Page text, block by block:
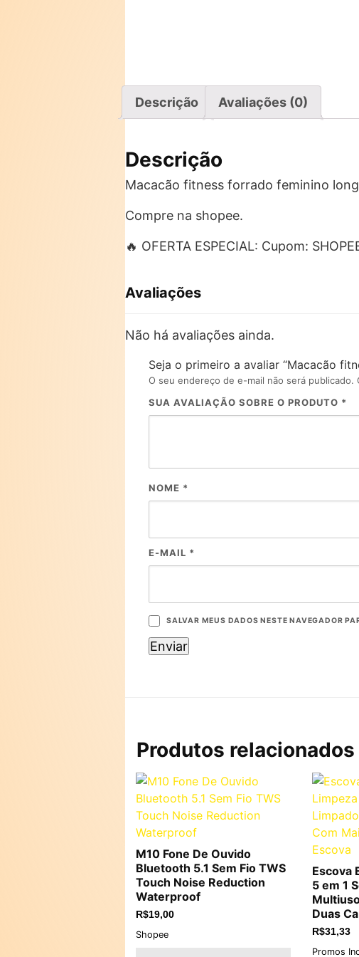
Descrição Avaliações (0)
Descrição
Macacão fitness forrado feminino
Compre na shopee.
🔥 OFERTA ESPECIAL: Cupom:
Avaliações
Não há avaliações ainda.
Seja o primeiro a avaliar “Macacão
O seu endereço de e-mail não será publicado.
SUA AVALIAÇÃO SOBRE O PRODUTO *
NOME *
E-MAIL *
SALVAR MEUS DADOS NESTE NAVEGADOR
Produtos relacionados
M10 Fone De Ouvido
Bluetooth 5.1 Sem Fio TWS
Touch Noise Reduction
Waterproof
R$19,00
Shopee
Escova
5 em 1
Duas
R$31,33
Promos